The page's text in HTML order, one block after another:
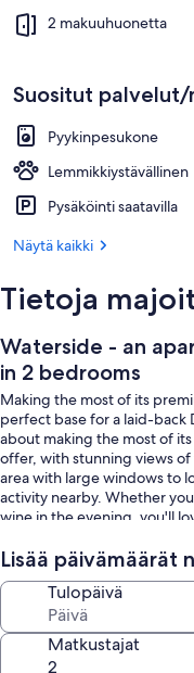
bedrooms
2 makuuhuonetta
Suositut
Pyykinpesukone
Lemmikkiystävällinen
Pysäköinti saatavilla
Näytä kaikki
Tietoja
Waterside - an
in 2 bedrooms
Making the most of its
perfect base for a laid-back
about making the most of
offer, with stunning views
area with large windows to
activity nearby. Whether
wine in the evening, you'll
Cosy up for intimate chats,
tomorrow's plans on the
local Fish Market for those
equipped kitchen and a
bedrooms are spacious
Lisää päivämäärät
Tulopäivä
Matkustajat